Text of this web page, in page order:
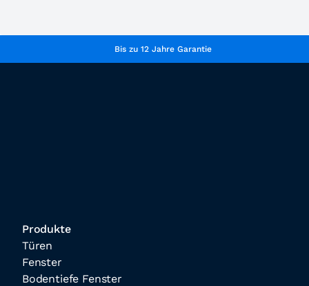
Bis zu 12 Jahre Garantie
Produkte
Türen
Fenster
Bodentiefe Fenster